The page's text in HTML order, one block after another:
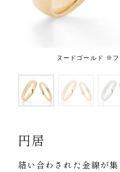
ヌードゴールド ※フ
円居
結い合わされた金線が